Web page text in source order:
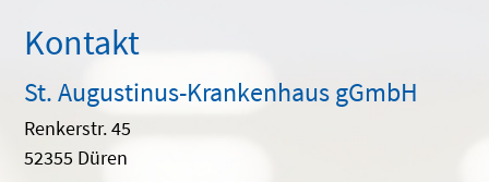
Kontakt
St. Augustinus-Krankenhaus gGmbH
Renkerstr. 45
52355 Düren